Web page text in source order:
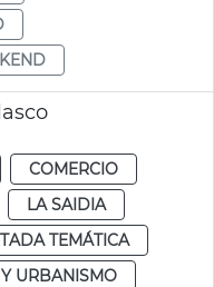
COMERCIO
LA SAIDIA
TEMÁTICA
URBANISMO